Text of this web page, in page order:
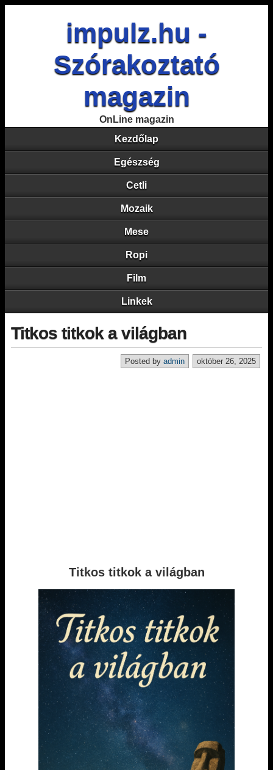
impulz.hu -
Szórakoztató
magazin
OnLine magazin
Kezdőlap
Egészség
Cetli
Mozaik
Mese
Ropi
Film
Linkek
Titkos titkok a világban
október 26, 2025
Posted by admin
Titkos titkok a világban